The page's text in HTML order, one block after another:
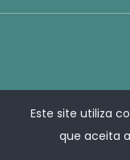
Este site utiliza
que aceita